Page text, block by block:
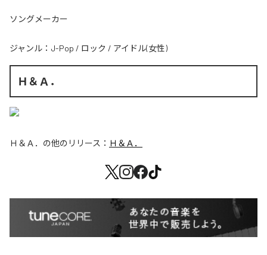
ソングメーカー
ジャンル： J-Pop / ロック / アイドル(女性)
Ｈ＆Ａ．
Ｈ＆Ａ． の他のリリース： Ｈ＆Ａ．